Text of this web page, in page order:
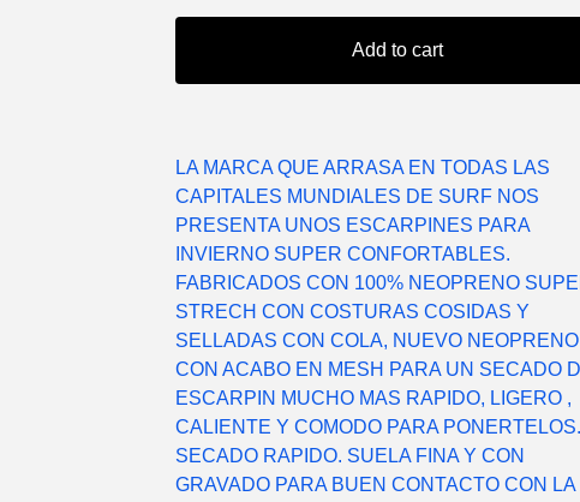
Add to cart
LA MARCA QUE ARRASA EN TODAS LAS
CAPITALES MUNDIALES DE SURF NOS
PRESENTA UNOS ESCARPINES PARA
INVIERNO SUPER CONFORTABLES.
FABRICADOS CON 100% NEOPRENO
STRECH CON COSTURAS COSIDAS Y
SELLADAS CON COLA, NUEVO NEOPRENO
CON ACABO EN MESH PARA UN SECADO
ESCARPIN MUCHO MAS RAPIDO, LIGERO ,
CALIENTE Y COMODO PARA
SECADO RAPIDO. SUELA FINA Y CON
GRAVADO PARA BUEN CONTACTO CON LA